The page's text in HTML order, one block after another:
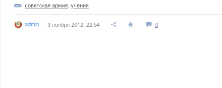
советская армия учения
admin 3 ноября 2012, 22:54 0